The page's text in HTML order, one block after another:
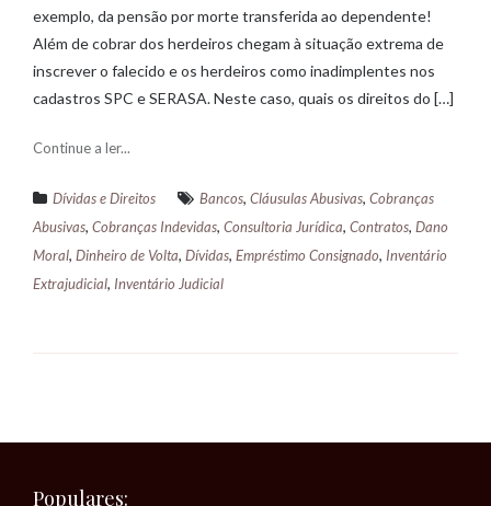
exemplo, da pensão por morte transferida ao dependente!
Além de cobrar dos herdeiros chegam à situação extrema de
inscrever o falecido e os herdeiros como inadimplentes nos
cadastros SPC e SERASA. Neste caso, quais os direitos do […]
Continue a ler...
Dívidas e Direitos Bancos, Cláusulas Abusivas, Cobranças
Abusivas, Cobranças Indevidas, Consultoria Jurídica, Contratos, Dano
Moral, Dinheiro de Volta, Dívidas, Empréstimo Consignado, Inventário
Extrajudicial, Inventário Judicial
Populares: